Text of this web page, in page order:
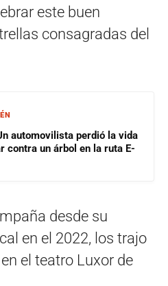
este buen
consagradas del
automovilista perdió la vida
contra un árbol en la ruta E-
desde su
en el 2022, los trajo
el teatro Luxor de